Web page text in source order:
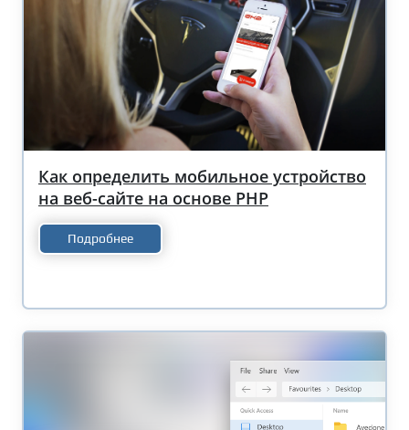
Как определить мобильное устройство
на веб-сайте на основе PHP
Подробнее